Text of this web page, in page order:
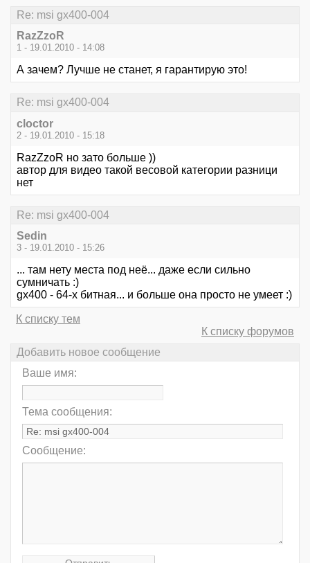
Re: msi gx400-004
RazZzoR
1 - 19.01.2010 - 14:08
А зачем? Лучше не станет, я гарантирую это!
Re: msi gx400-004
cloctor
2 - 19.01.2010 - 15:18
RazZzoR но зато больше ))
автор для видео такой весовой категории разници
нет
Re: msi gx400-004
Sedin
3 - 19.01.2010 - 15:26
... там нету места под неё... даже если сильно
сумничать :)
gx400 - 64-х битная... и больше она просто не умеет :)
К списку тем
К списку форумов
Добавить новое сообщение
Ваше имя:
Тема сообщения:
Сообщение: